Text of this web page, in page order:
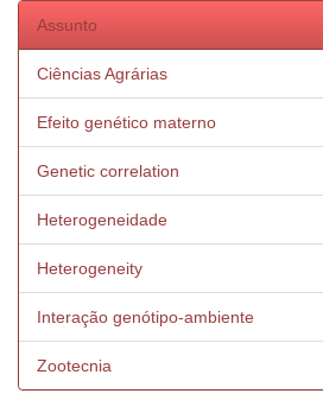
Assunto
Ciências Agrárias
Efeito genético materno
Genetic correlation
Heterogeneidade
Heterogeneity
Interação genótipo-ambiente
Zootecnia